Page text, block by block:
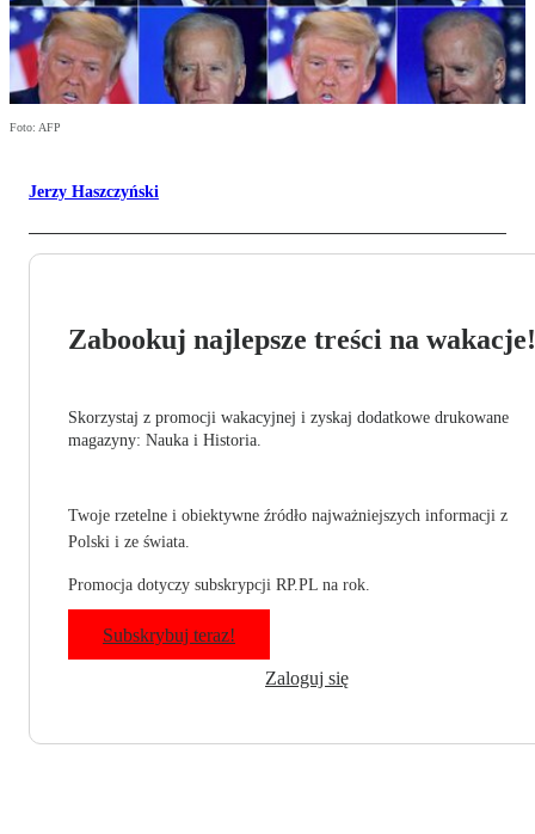
Foto: AFP
Jerzy Haszczyński
Zabookuj najlepsze treści na wakacje!
Skorzystaj z promocji wakacyjnej i zyskaj dodatkowe drukowane
magazyny: Nauka i Historia.
Twoje rzetelne i obiektywne źródło najważniejszych informacji z
Polski i ze świata.
Promocja dotyczy subskrypcji RP.PL na rok.
Subskrybuj teraz!
Zaloguj się